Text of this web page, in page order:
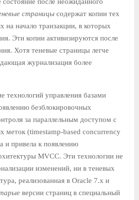
страницы содержат копии тех
на начало транзакции, в которых
Эти копии активизируются после
Хотя теневые страницы легче
журнализация более
технологий управления базами
безблокировочных
за параллельным доступом с
(timestamp-based concurrency
и привела к появлению
MVCC. Эти технологии не
изменений, ни в теневых
реализованная в Oracle 7.х и
версии страниц в специальный